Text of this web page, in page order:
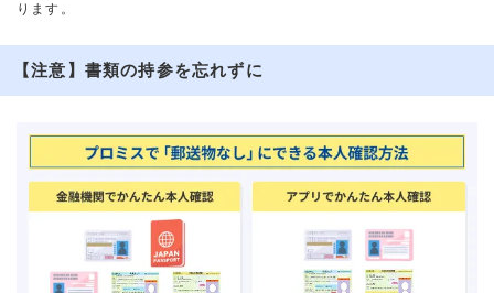
ります。
【注意】書類の持参を忘れずに